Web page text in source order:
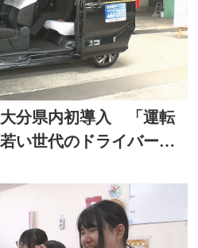
大分県内初導入 「運転
い世代のドライバー確